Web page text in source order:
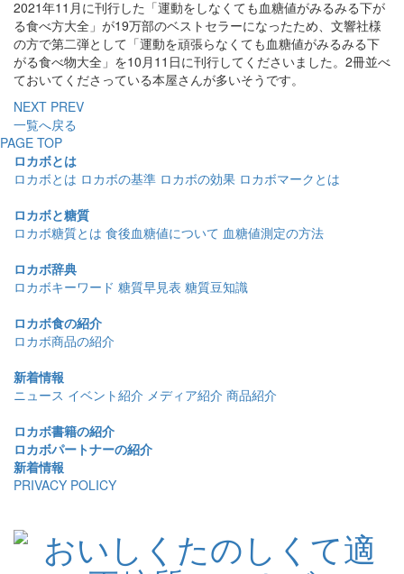
2021年11月に刊行した「運動をしなくても血糖値がみるみる下が
る食べ方大全」が19万部のベストセラーになったため、文響社様
の方で第二弾として「運動を頑張らなくても血糖値がみるみる下
がる食べ物大全」を10月11日に刊行してくださいました。2冊並べ
ておいてくださっている本屋さんが多いそうです。
NEXT PREV
一覧へ戻る
PAGE TOP
ロカボとは
ロカボとは ロカボの基準 ロカボの効果 ロカボマークとは
ロカボと糖質
ロカボ糖質とは 食後血糖値について 血糖値測定の方法
ロカボ辞典
ロカボキーワード 糖質早見表 糖質豆知識
ロカボ食の紹介
ロカボ商品の紹介
新着情報
ニュース イベント紹介 メディア紹介 商品紹介
ロカボ書籍の紹介
ロカボパートナーの紹介
新着情報
PRIVACY POLICY